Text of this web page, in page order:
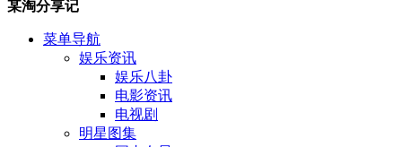
某淘分享记
菜单导航
娱乐资讯
娱乐八卦
电影资讯
电视剧
明星图集